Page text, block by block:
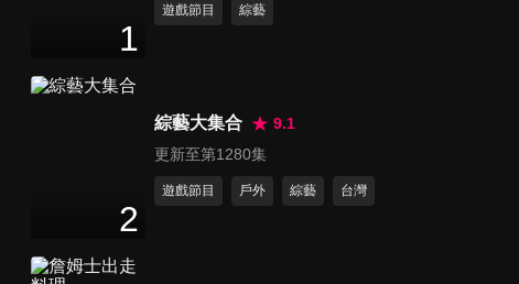
第9集 小資最愛出國必敗！？
48 分鐘
1
遊戲節目 綜藝
2
綜藝大集合
9.1
更新至第1280集
遊戲節目 戶外 綜藝 台灣